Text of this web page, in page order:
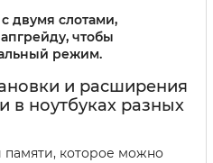
двумя слотами,
чтобы
режим.
и расширения
в ноутбуках разных
памяти, которое можно